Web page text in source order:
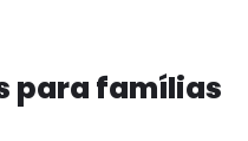
para famílias